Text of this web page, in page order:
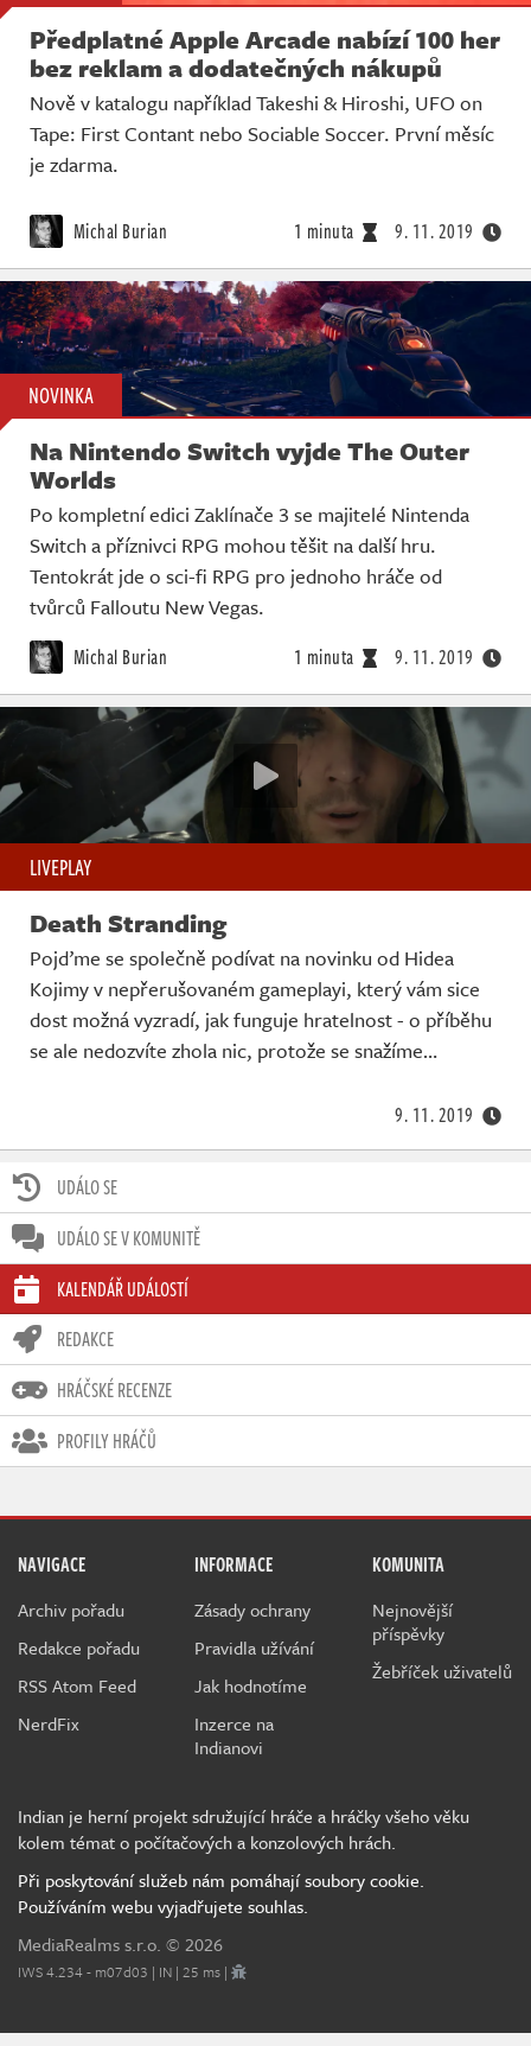
UDÁLO SE
UDÁLO SE V KOMUNITĚ
KALENDÁŘ UDÁLOSTÍ
REDAKCE
HRÁČSKÉ RECENZE
PROFILY HRÁČŮ
Předplatné Apple Arcade nabízí 100 her
bez reklam a dodatečných nákupů
Nově v katalogu například Takeshi & Hiroshi, UFO on
Tape: First Contant nebo Sociable Soccer. První měsíc
je zdarma.
Michal Burian 1 minuta 9. 11. 2019
NOVINKA
Na Nintendo Switch vyjde The Outer
Worlds
Po kompletní edici Zaklínače 3 se majitelé Nintenda
Switch a příznivci RPG mohou těšit na další hru.
Tentokrát jde o sci-fi RPG pro jednoho hráče od
tvůrců Falloutu New Vegas.
Michal Burian 1 minuta 9. 11. 2019
LIVEPLAY
Death Stranding
Pojďme se společně podívat na novinku od Hidea
Kojimy v nepřerušovaném gameplayi, který vám sice
dost možná vyzradí, jak funguje hratelnost - o příběhu
se ale nedozvíte zhola nic, protože se snažíme…
9. 11. 2019
NAVIGACE
Archiv pořadu
Redakce pořadu
RSS Atom Feed
NerdFix
INFORMACE
Zásady ochrany
Pravidla užívání
Jak hodnotíme
Inzerce na
Indianovi
KOMUNITA
Nejnovější
příspěvky
Žebříček uživatelů
Indian je herní projekt sdružující hráče a hráčky všeho věku
kolem témat o počítačových a konzolových hrách.
Při poskytování služeb nám pomáhají soubory cookie.
Používáním webu vyjadřujete souhlas.
MediaRealms s.r.o. © 2026
IWS 4.234 - m07d03 | IN | 25 ms |